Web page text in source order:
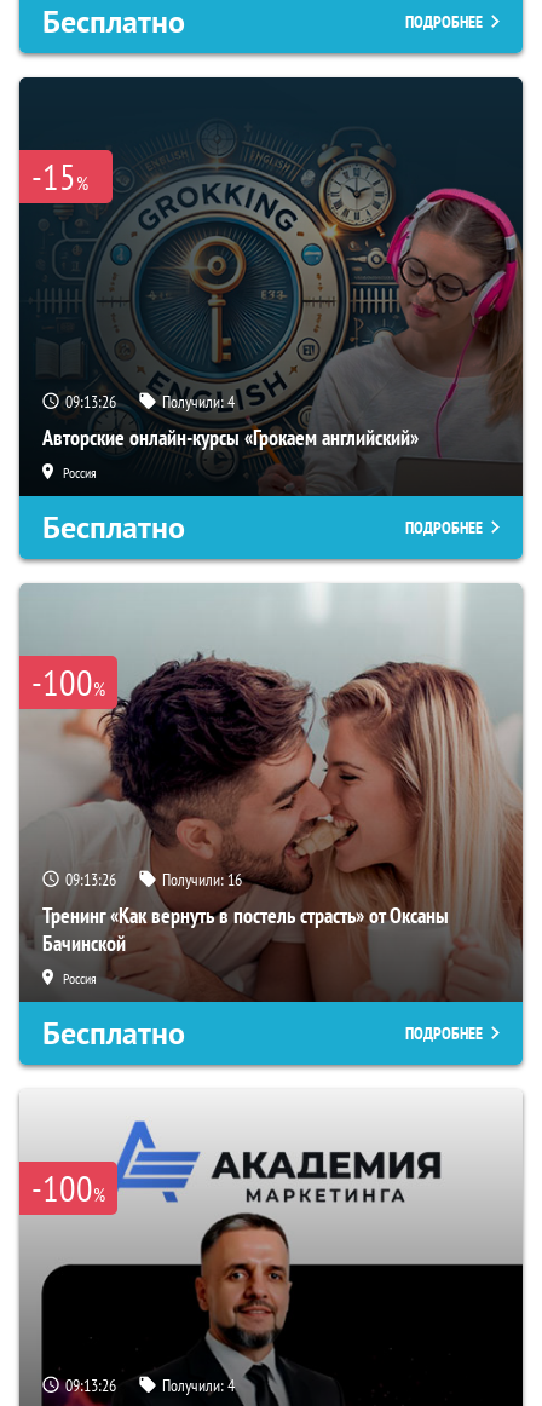
Бесплатно ПОДРОБНЕЕ
-15%
09:13:25 Получили:4
Авторские онлайн-курсы «Грокаем английский»
Россия
Бесплатно ПОДРОБНЕЕ
-100%
09:13:25 Получили:16
Тренинг «Как вернуть в постель страсть» от Оксаны
Бачинской
Россия
Бесплатно ПОДРОБНЕЕ
-100%
09:13:25 Получили:4